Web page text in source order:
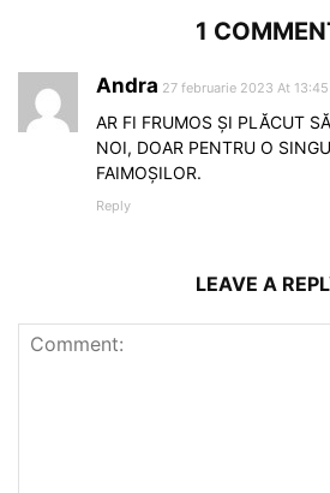
1
Andra 27 februarie 2023 At 13:45
AR FI FRUMOS ȘI PLĂCUT
NOI, DOAR PENTRU O
FAIMOȘILOR.
Reply
LEAVE A